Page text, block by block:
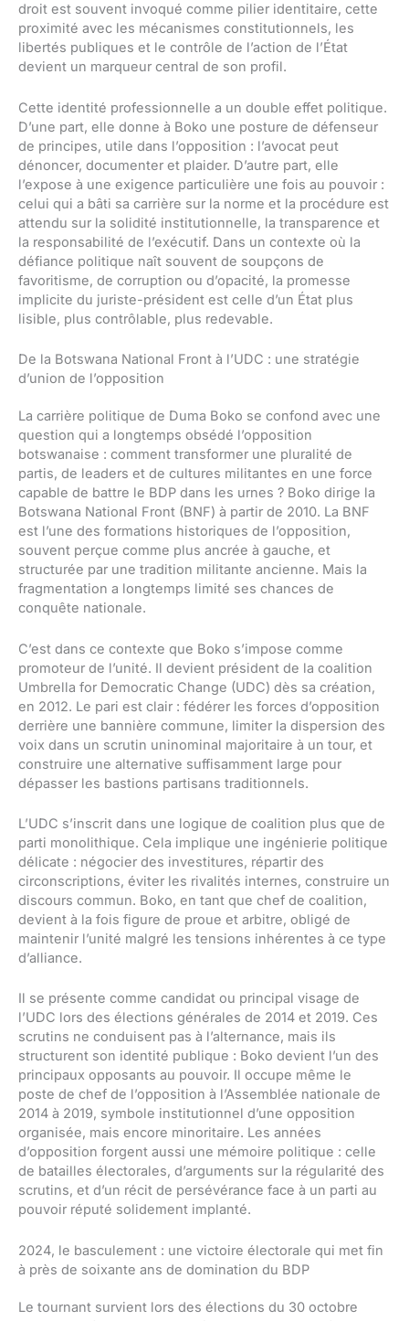
droit est souvent invoqué comme pilier identitaire, cette
proximité avec les mécanismes constitutionnels, les
libertés publiques et le contrôle de l’action de l’État
devient un marqueur central de son profil.
Cette identité professionnelle a un double effet politique.
D’une part, elle donne à Boko une posture de défenseur
de principes, utile dans l’opposition : l’avocat peut
dénoncer, documenter et plaider. D’autre part, elle
l’expose à une exigence particulière une fois au pouvoir :
celui qui a bâti sa carrière sur la norme et la procédure est
attendu sur la solidité institutionnelle, la transparence et
la responsabilité de l’exécutif. Dans un contexte où la
défiance politique naît souvent de soupçons de
favoritisme, de corruption ou d’opacité, la promesse
implicite du juriste-président est celle d’un État plus
lisible, plus contrôlable, plus redevable.
De la Botswana National Front à l’UDC : une stratégie
d’union de l’opposition
La carrière politique de Duma Boko se confond avec une
question qui a longtemps obsédé l’opposition
botswanaise : comment transformer une pluralité de
partis, de leaders et de cultures militantes en une force
capable de battre le BDP dans les urnes ? Boko dirige la
Botswana National Front (BNF) à partir de 2010. La BNF
est l’une des formations historiques de l’opposition,
souvent perçue comme plus ancrée à gauche, et
structurée par une tradition militante ancienne. Mais la
fragmentation a longtemps limité ses chances de
conquête nationale.
C’est dans ce contexte que Boko s’impose comme
promoteur de l’unité. Il devient président de la coalition
Umbrella for Democratic Change (UDC) dès sa création,
en 2012. Le pari est clair : fédérer les forces d’opposition
derrière une bannière commune, limiter la dispersion des
voix dans un scrutin uninominal majoritaire à un tour, et
construire une alternative suffisamment large pour
dépasser les bastions partisans traditionnels.
L’UDC s’inscrit dans une logique de coalition plus que de
parti monolithique. Cela implique une ingénierie politique
délicate : négocier des investitures, répartir des
circonscriptions, éviter les rivalités internes, construire un
discours commun. Boko, en tant que chef de coalition,
devient à la fois figure de proue et arbitre, obligé de
maintenir l’unité malgré les tensions inhérentes à ce type
d’alliance.
Il se présente comme candidat ou principal visage de
l’UDC lors des élections générales de 2014 et 2019. Ces
scrutins ne conduisent pas à l’alternance, mais ils
structurent son identité publique : Boko devient l’un des
principaux opposants au pouvoir. Il occupe même le
poste de chef de l’opposition à l’Assemblée nationale de
2014 à 2019, symbole institutionnel d’une opposition
organisée, mais encore minoritaire. Les années
d’opposition forgent aussi une mémoire politique : celle
de batailles électorales, d’arguments sur la régularité des
scrutins, et d’un récit de persévérance face à un parti au
pouvoir réputé solidement implanté.
2024, le basculement : une victoire électorale qui met fin
à près de soixante ans de domination du BDP
Le tournant survient lors des élections du 30 octobre